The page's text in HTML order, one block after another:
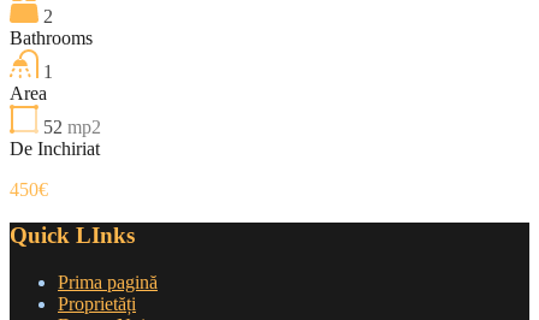
2
Bathrooms
1
Area
52 mp2
De Inchiriat
450€
Quick LInks
Prima pagină
Proprietăți